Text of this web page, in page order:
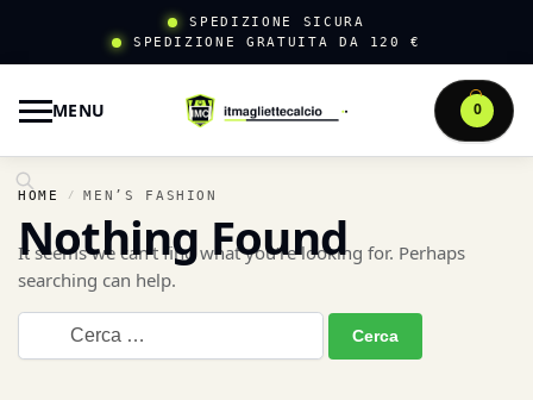
SPEDIZIONE SICURA
SPEDIZIONE GRATUITA DA 120 €
MENU 0
HOME / MEN’S FASHION
Nothing Found
It seems we can’t find what you’re looking for. Perhaps
searching can help.